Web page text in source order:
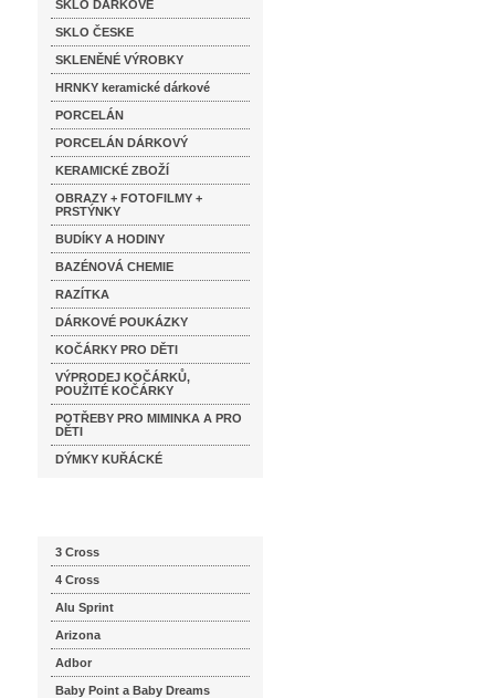
SKLO DÁRKOVÉ
SKLO ČESKE
SKLENĚNÉ VÝROBKY
HRNKY keramické dárkové
PORCELÁN
PORCELÁN DÁRKOVÝ
KERAMICKÉ ZBOŽÍ
OBRAZY + FOTOFILMY +
PRSTÝNKY
BUDÍKY A HODINY
BAZÉNOVÁ CHEMIE
RAZÍTKA
DÁRKOVÉ POUKÁZKY
KOČÁRKY PRO DĚTI
VÝPRODEJ KOČÁRKŮ,
POUŽITÉ KOČÁRKY
POTŘEBY PRO MIMINKA A PRO
DĚTI
DÝMKY KUŘÁCKÉ
3 Cross
4 Cross
Alu Sprint
Arizona
Adbor
Baby Point a Baby Dreams